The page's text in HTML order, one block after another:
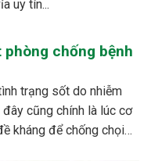
uy tín...
phòng chống bệnh
trạng sốt do nhiễm
cũng chính là lúc cơ
kháng để chống chọi